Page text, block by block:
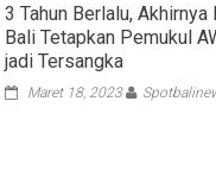
3 Tahun Berlalu, Akhirnya
Bali Tetapkan Pemukul
jadi Tersangka
Maret 18, 2023